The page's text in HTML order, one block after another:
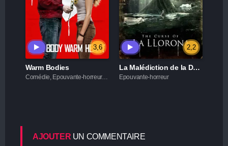
3,6
Warm Bodies
Comédie, Epouvante-horreur, Romance
2,2
La Malédiction de la Dame blanche
Epouvante-horreur
AJOUTER UN COMMENTAIRE